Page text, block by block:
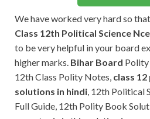
We have worked very hard so
Class 12th Political Science
to be very helpful in your board
higher marks. Bihar Board Polity
12th Class Polity Notes, class
solutions in hindi, 12th Political
Full Guide, 12th Polity Book